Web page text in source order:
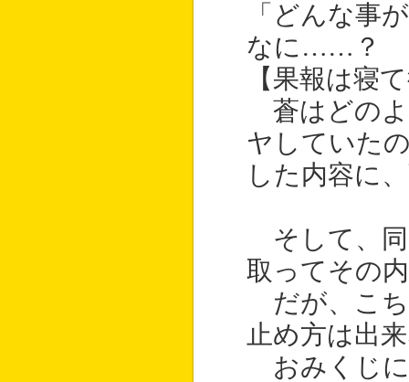
「どんな事
なに……？
【果報は寝
蒼はどのよ
ヤしていた
した内容に
そして、同
取ってその
だが、こち
止め方は出
おみくじ